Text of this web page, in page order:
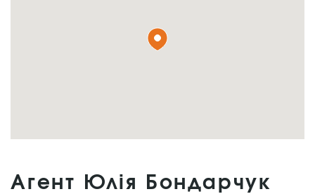
Агент Юлія Бондарчук